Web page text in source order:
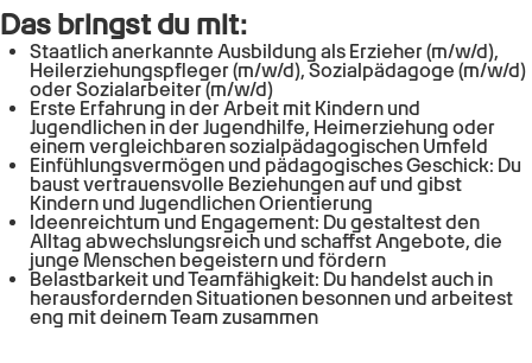
Das bringst du mit:
Staatlich anerkannte Ausbildung als Erzieher (m/w/d),
Heilerziehungspfleger (m/w/d), Sozialpädagoge (m/w/d)
oder Sozialarbeiter (m/w/d)
Erste Erfahrung in der Arbeit mit Kindern und
Jugendlichen in der Jugendhilfe, Heimerziehung oder
einem vergleichbaren sozialpädagogischen Umfeld
Einfühlungsvermögen und pädagogisches Geschick: Du
baust vertrauensvolle Beziehungen auf und gibst
Kindern und Jugendlichen Orientierung
Ideenreichtum und Engagement: Du gestaltest den
Alltag abwechslungsreich und schaffst Angebote, die
junge Menschen begeistern und fördern
Belastbarkeit und Teamfähigkeit: Du handelst auch in
herausfordernden Situationen besonnen und arbeitest
eng mit deinem Team zusammen